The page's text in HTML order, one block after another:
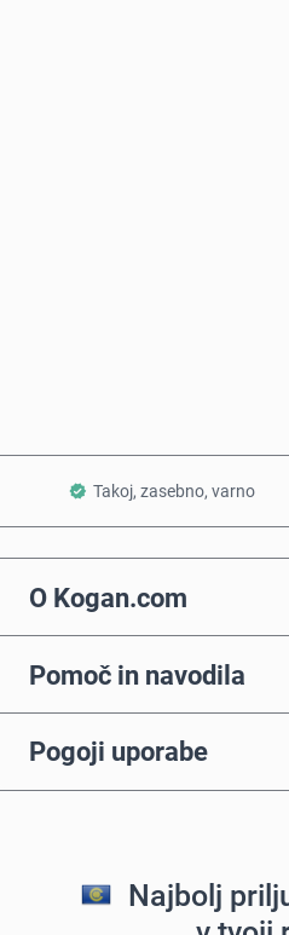
Takoj, zasebno, varno
O Kogan.com
Pomoč in navodila
Pogoji uporabe
Najbolj